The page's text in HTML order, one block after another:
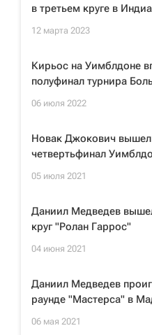
в третьем круге в
12 марта 2023
Кирьос на Уимблдоне
полуфинал турнира
06 июля 2022
Новак Джокович
четвертьфинал
05 июля 2021
Даниил Медведев
круг "Ролан Гаррос"
04 июня 2021
Даниил Медведев
раунде "Мастерса" в
06 мая 2021